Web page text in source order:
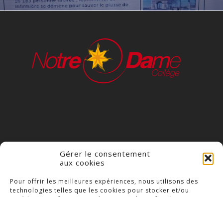
Gérer le consentement
aux cookies
Pour offrir les meilleures expériences, nous utilisons des
technologies telles que les cookies pour stocker et/ou
COLLÈGE NOTRE DAME